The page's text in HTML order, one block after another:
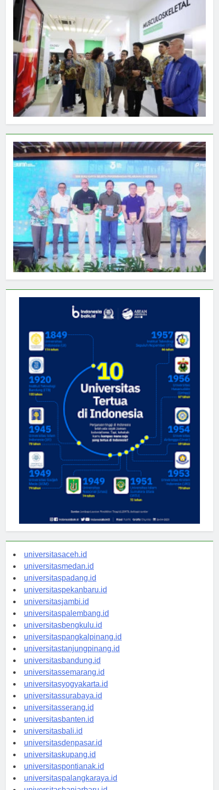
universitasaceh.id
universitasmedan.id
universitaspadang.id
universitaspekanbaru.id
universitasjambi.id
universitaspalembang.id
universitasbengkulu.id
universitaspangkalpinang.id
universitastanjungpinang.id
universitasbandung.id
universitassemarang.id
universitasyogyakarta.id
universitassurabaya.id
universitasserang.id
universitasbanten.id
universitasbali.id
universitasdenpasar.id
universitaskupang.id
universitaspontianak.id
universitaspalangkaraya.id